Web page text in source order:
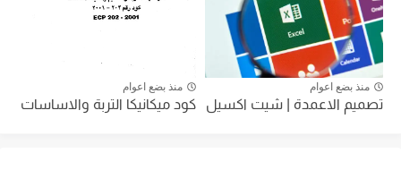
منذ بضع اعوام
تصميم الاعمدة | شيت اكسيل
منذ بضع اعوام
كود ميكانيكا التربة والاساسات